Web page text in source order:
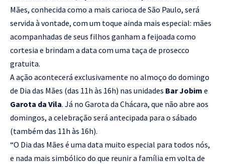
Mães, conhecida como a mais carioca de São Paulo, será
servida à vontade, com um toque ainda mais especial: mães
acompanhadas de seus filhos ganham a feijoada como
cortesia e brindam a data com uma taça de prosecco
gratuita.
A ação acontecerá exclusivamente no almoço do domingo
de Dia das Mães (das 11h às 16h) nas unidades Bar Jobim e
Garota da Vila. Já no Garota da Chácara, que não abre aos
domingos, a celebração será antecipada para o sábado
(também das 11h às 16h).
“O Dia das Mães é uma data muito especial para todos nós,
e nada mais simbólico do que reunir a família em volta de